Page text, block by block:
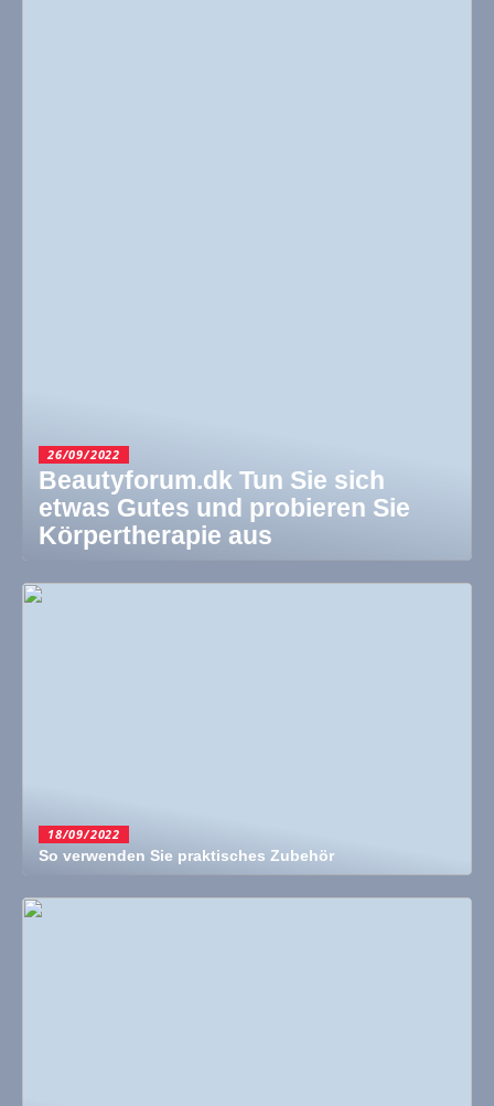
26/09/2022
Beautyforum.dk Tun Sie sich
etwas Gutes und probieren Sie
Körpertherapie aus
18/09/2022
So verwenden Sie praktisches Zubehör